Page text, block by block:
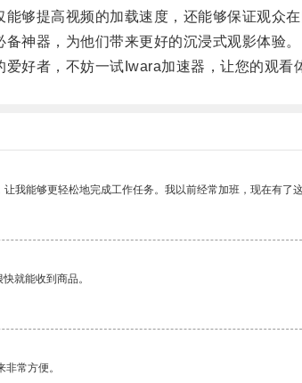
提高视频的加载速度，还能够保证观众在
器，为他们带来更好的沉浸式观影体验。
者，不妨一试Iwara加速器，让您的观看
我能够更轻松地完成工作任务。我以前经常加班，现在有了
就能收到商品。
常方便。